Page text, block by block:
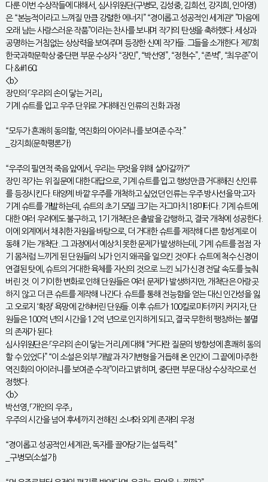
다룬 이번 수상작들에 대해서, 심사위원단(구병모, 김성중, 김희선, 강지희, 인아영)
은 “본능적이라고 느껴질 만큼 강렬한 에너지” “경이롭고 성공적인 세계관“ ”마음에
오래 남는 사랑스러운 작품”이라는 찬사를 보내며 작가의 탄생을 축하했다. 세상과
공명하는 거침없는 상상력을 보여주며 등장한 신예 작가들. 그들을 소개한다. 제7회
한국과학문학상 중·단편 부문 수상자 “장민”, “박선영”, “정현수”, “존벅”, “최우준”이
다.&#160;
<b>
장민의 「우리의 손이 닿는 거리」
기계 슈트를 입고 우주 단위로 거대해진 인류의 진화 과정
“모두가 흔쾌히 동의할, 역진화의 아이러니를 보여준 수작.”
_강지희(문학평론가)
“우주의 필연적 죽음 앞에서, 우리는 무엇을 위해 살아갈까?“
장민 작가는 위 질문에 대한 대답으로, 기계 슈트를 입고 행성만큼 거대해진 신인류
를 등장시킨다. 태양계 바깥 우주를 개척하고 싶었던 인류는 우주 방사선을 막고자
기계 슈트를 개발하는데, 슈트의 초기 모델 크기는 자그마치 18미터다. 기계 슈트에
대한 여러 우려에도 불구하고, 1기 개척단은 출발을 감행하고, 결국 개척에 성공한다.
이에 외계에서 채취한 자원을 바탕으로, 더 거대한 슈트를 제작해 다른 항성계로 이
동해 가는 개척단. 그 과정에서 예상치 못한 문제가 발생하는데, 기계 슈트를 점점 자
기 몸처럼 느끼게 된 단원들의 뇌가 인지 왜곡을 일으킨 것이다. 슈트에 척수 신경이
연결된 탓에, 슈트의 거대한 육체를 자신의 것으로 느낀 뇌가 신경 전달 속도를 늦춰
버린 것. 이 기이한 변화로 인해 단원들은 여러 문제가 발생하지만, 개척단은 아랑곳
하지 않고 더 큰 슈트를 제작해 나간다. 슈트를 통해 전능함을 얻는 대신 인간성을 잃
고 오로지 ‘확장’ 욕망에 갇혀버린 단원들. 이후 슈트가 100킬로미터까지 커지자, 단
원들은 100억 년의 시간을 1.2억 년으로 인지하게 되고, 결국 무한히 팽창하는 불멸
의 존재가 된다.
심사위원단은 「우리의 손이 닿는 거리」에 대해 “커다란 질문의 방향성에 흔쾌히 동의
할 수 있었다” “이 소설은 외부 개발과 자기변형을 거듭해 온 인간이 그 끝에 마주한
역진화의 아이러니를 보여준 수작”이라고 밝히며, 중단편 부문 대상 수상작으로 선
정했다.
<b>
박선영, 「개인의 우주」
우주의 시간을 넘어 후세까지 전해진 소녀와 외계 존재의 우정
“경이롭고 성공적인 세계관, 독자를 끌어당기는 설득력.”
_구병모(소설가)